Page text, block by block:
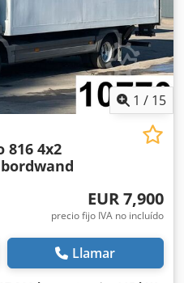
1 / 15
816 4x2
EUR 7,900
precio fijo IVA no incluído
Llamar